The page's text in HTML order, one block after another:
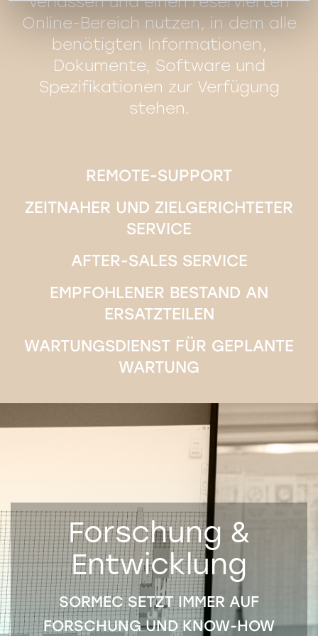
REMOTE-SUPPORT
ZEITNAHER UND ZIELGERICHTETER
SERVICE
AFTER-SALES SERVICE
EMPFOHLENER BESTAND AN
ERSATZTEILEN
WARTUNGSDIENST FÜR GEPLANTE
WARTUNG
Online-Bereich nutzen, in dem alle
benötigten Informationen,
Dokumente, Software und
Spezifikationen zur Verfügung
stehen.
Forschung &
Entwicklung
SORMEC SETZT IMMER AUF
FORSCHUNG UND KNOW-HOW